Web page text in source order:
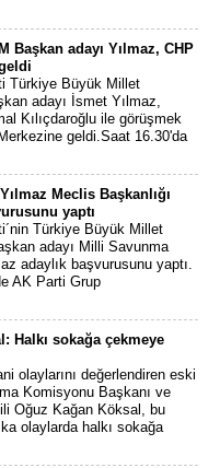
Başkan adayı Yılmaz, CHP
Türkiye Büyük Millet
adayı İsmet Yılmaz,
Kılıçdaroğlu ile görüşmek
geldi.Saat 16.30'da
Meclis Başkanlığı
yaptı
Türkiye Büyük Millet
adayı Milli Savunma
adaylık başvurusunu yaptı.
AK Parti Grup
Halkı sokağa çekmeye
olaylarını değerlendiren eski
Komisyonu Başkanı ve
Oğuz Kağan Köksal, bu
olaylarda halkı sokağa